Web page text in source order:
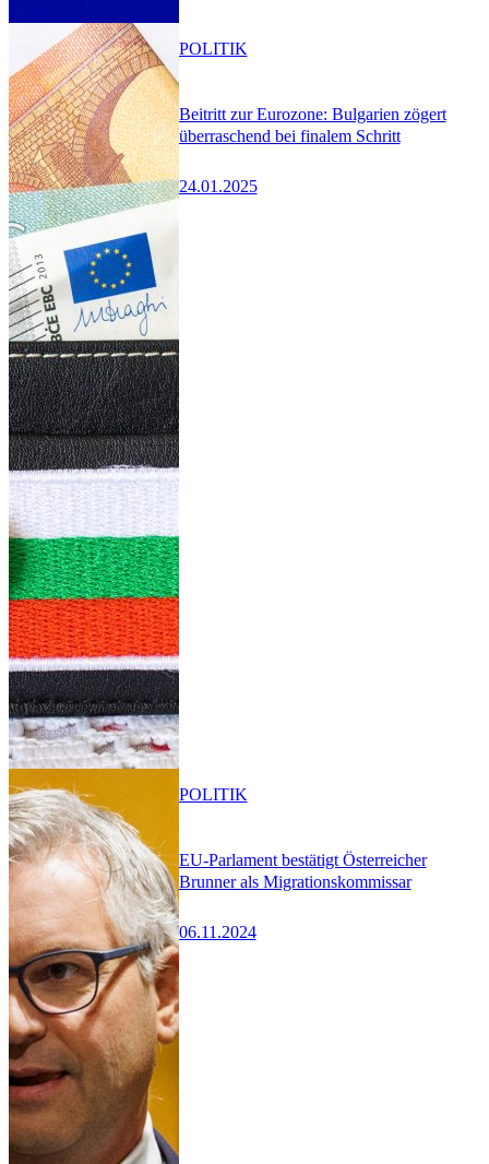
Beitritt zur Eurozone: Bulgarien zögert
überraschend bei finalem Schritt
24.01.2025
POLITIK
EU-Parlament bestätigt Österreicher
Brunner als Migrationskommissar
06.11.2024
POLITIK